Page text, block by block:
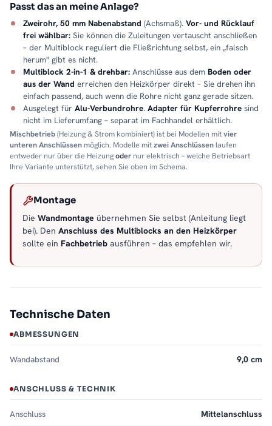
Passt das an meine Anlage?
Zweirohr, 50 mm Nabenabstand (Achsmaß). Vor- und Rücklauf
frei wählbar: Sie können die Zuleitungen vertauscht anschließen
– der Multiblock reguliert die Fließrichtung selbst, ein „falsch
herum" gibt es nicht.
Multiblock 2-in-1 & drehbar: Anschlüsse aus dem Boden oder
aus der Wand erreichen den Heizkörper direkt – Sie drehen ihn
einfach passend, auch wenn die Rohre nicht ganz gerade sitzen.
Ausgelegt für Alu-Verbundrohre. Adapter für Kupferrohre sind
nicht im Lieferumfang – separat im Fachhandel erhältlich.
Mischbetrieb(Heizung & Strom kombiniert) ist bei Modellen mitvier
unteren Anschlüssen möglich. Modelle mitzwei Anschlüssen laufen
entweder nur über die Heizungoder nur elektrisch – welche Betriebsart
Ihre Variante unterstützt, sehen Sie oben im Schema.
Montage
Die Wandmontage übernehmen Sie selbst (Anleitung liegt
bei). Den Anschluss des Multiblocks an den Heizkörper
sollte ein Fachbetrieb ausführen – das empfehlen wir.
Technische Daten
ABMESSUNGEN
Wandabstand 9,0 cm
ANSCHLUSS & TECHNIK
Anschluss Mittelanschluss